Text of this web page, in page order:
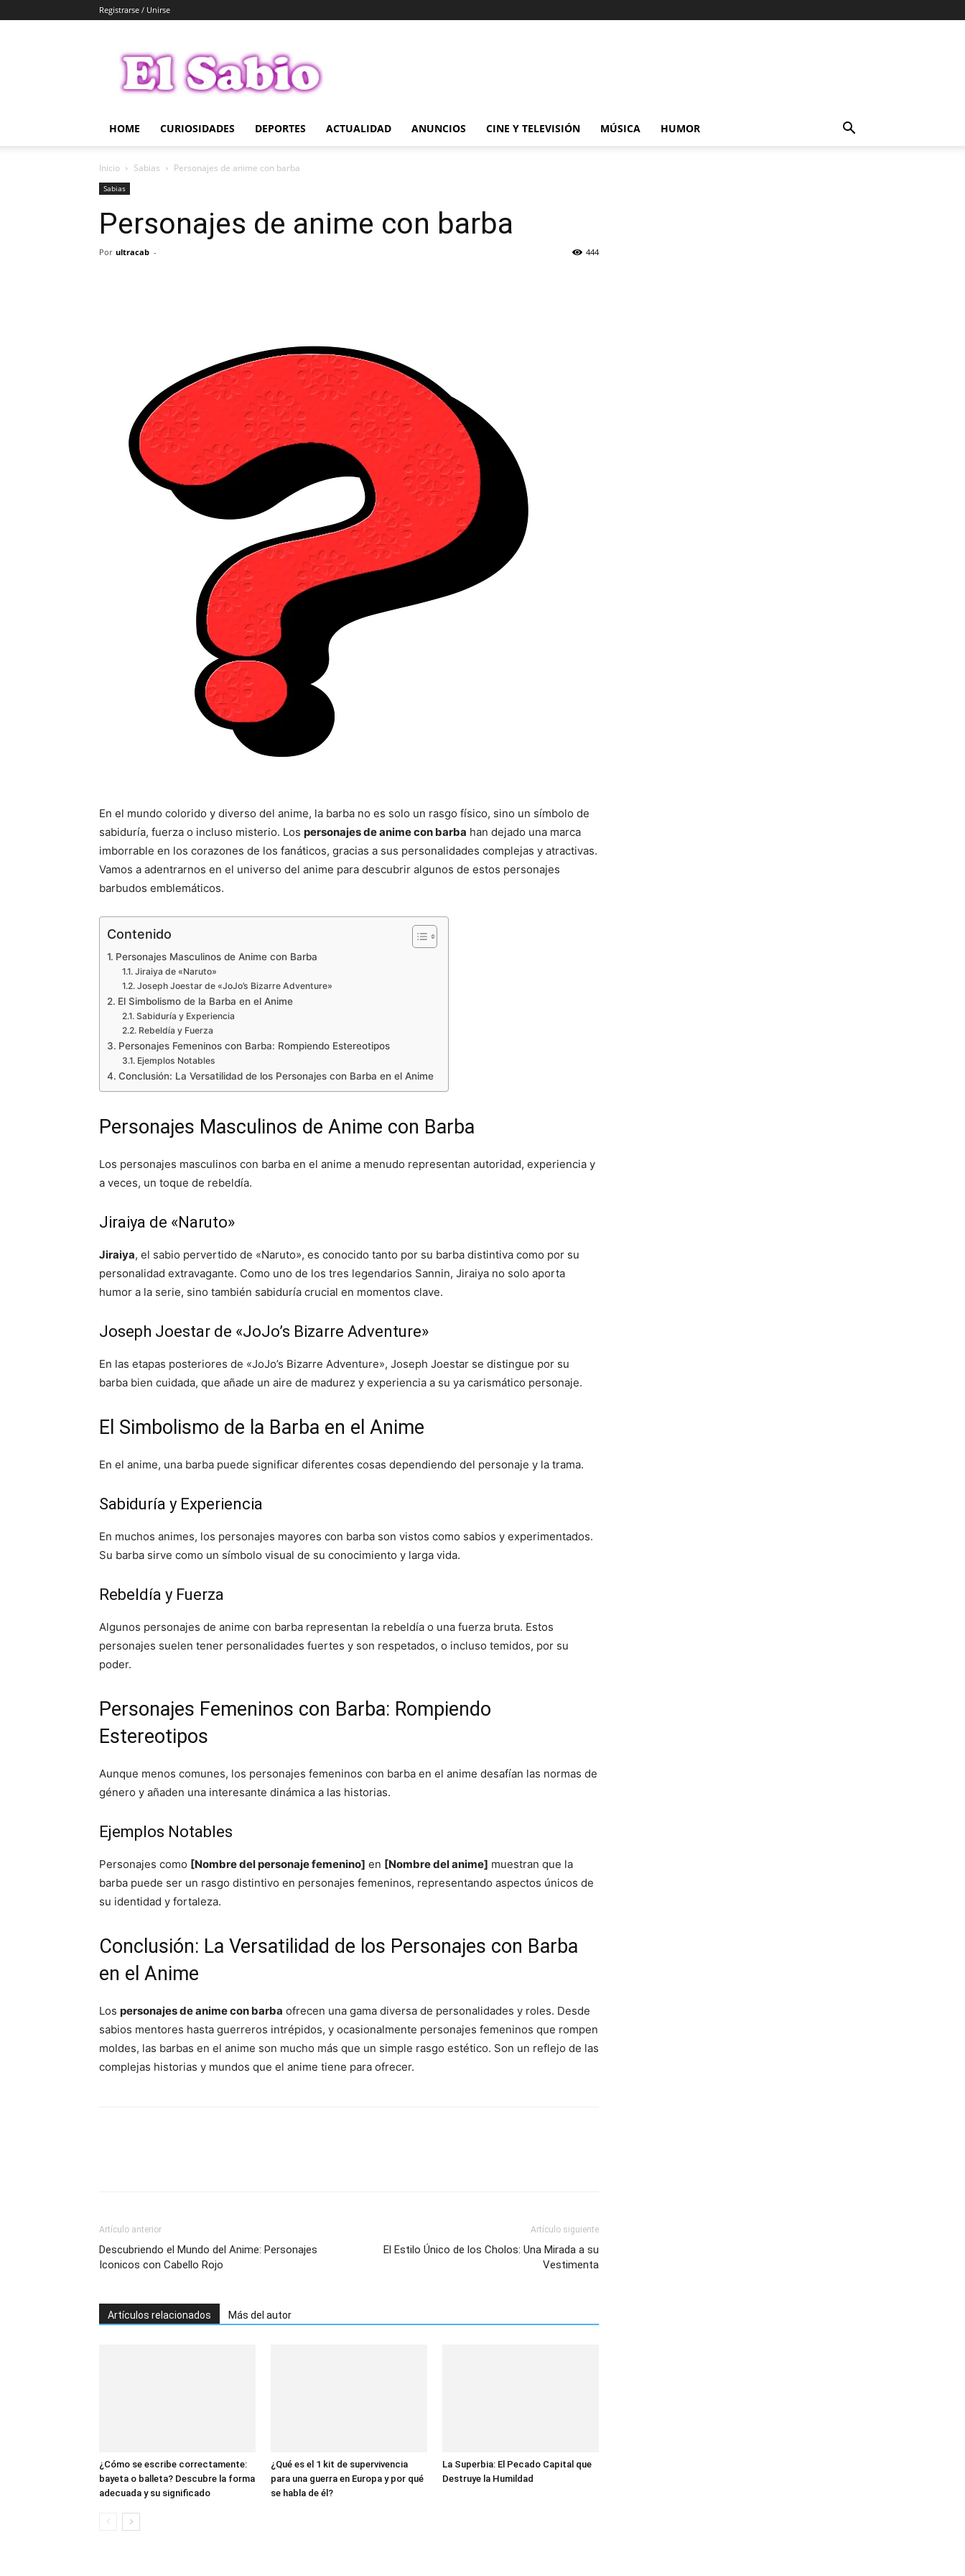
Registrarse / Unirse
Sabio
HOME CURIOSIDADES DEPORTES ACTUALIDAD ANUNCIOS CINE Y TELEVISIÓN MÚSICA HUMOR
Inicio Sabias Personajes de anime con barba
Sabias
Personajes de anime con barba
Por ultracab - 444
En el mundo colorido y diverso del anime, la barba no es solo un rasgo físico, sino un símbolo de
sabiduría, fuerza o incluso misterio. Los personajes de anime con barba han dejado una marca
imborrable en los corazones de los fanáticos, gracias a sus personalidades complejas y atractivas.
Vamos a adentrarnos en el universo del anime para descubrir algunos de estos personajes
barbudos emblemáticos.
Contenido
Personajes Masculinos de Anime con Barba
Jiraiya de «Naruto»
Joseph Joestar de «JoJo’s Bizarre Adventure»
El Simbolismo de la Barba en el Anime
Sabiduría y Experiencia
Rebeldía y Fuerza
Personajes Femeninos con Barba: Rompiendo Estereotipos
Ejemplos Notables
Conclusión: La Versatilidad de los Personajes con Barba en el Anime
Personajes Masculinos de Anime con Barba
Los personajes masculinos con barba en el anime a menudo representan autoridad, experiencia y
a veces, un toque de rebeldía.
Jiraiya de «Naruto»
Jiraiya, el sabio pervertido de «Naruto», es conocido tanto por su barba distintiva como por su
personalidad extravagante. Como uno de los tres legendarios Sannin, Jiraiya no solo aporta
humor a la serie, sino también sabiduría crucial en momentos clave.
Joseph Joestar de «JoJo’s Bizarre Adventure»
En las etapas posteriores de «JoJo’s Bizarre Adventure», Joseph Joestar se distingue por su
barba bien cuidada, que añade un aire de madurez y experiencia a su ya carismático personaje.
El Simbolismo de la Barba en el Anime
En el anime, una barba puede significar diferentes cosas dependiendo del personaje y la trama.
Sabiduría y Experiencia
En muchos animes, los personajes mayores con barba son vistos como sabios y experimentados.
Su barba sirve como un símbolo visual de su conocimiento y larga vida.
Rebeldía y Fuerza
Algunos personajes de anime con barba representan la rebeldía o una fuerza bruta. Estos
personajes suelen tener personalidades fuertes y son respetados, o incluso temidos, por su
poder.
Personajes Femeninos con Barba: Rompiendo
Estereotipos
Aunque menos comunes, los personajes femeninos con barba en el anime desafían las normas de
género y añaden una interesante dinámica a las historias.
Ejemplos Notables
Personajes como [Nombre del personaje femenino] en [Nombre del anime] muestran que la
barba puede ser un rasgo distintivo en personajes femeninos, representando aspectos únicos de
su identidad y fortaleza.
Conclusión: La Versatilidad de los Personajes con Barba
en el Anime
Los personajes de anime con barba ofrecen una gama diversa de personalidades y roles. Desde
sabios mentores hasta guerreros intrépidos, y ocasionalmente personajes femeninos que rompen
moldes, las barbas en el anime son mucho más que un simple rasgo estético. Son un reflejo de las
complejas historias y mundos que el anime tiene para ofrecer.
Artículo anterior
Descubriendo el Mundo del Anime: Personajes
Iconicos con Cabello Rojo
Artículo siguiente
El Estilo Único de los Cholos: Una Mirada a su
Vestimenta
Artículos relacionados Más del autor
¿Cómo se escribe correctamente:
bayeta o balleta? Descubre la forma
adecuada y su significado
¿Qué es el 1 kit de supervivencia
para una guerra en Europa y por qué
se habla de él?
La Superbia: El Pecado Capital que
Destruye la Humildad